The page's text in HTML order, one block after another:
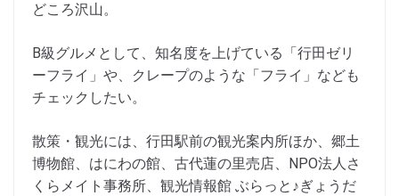
どころ沢山。
B級グルメとして、知名度を上げている「行田ゼリ
ーフライ」や、クレープのような「フライ」なども
チェックしたい。
散策・観光には、行田駅前の観光案内所ほか、郷土
博物館、はにわの館、古代蓮の里売店、NPO法人さ
くらメイト事務所、観光情報館 ぶらっと♪ぎょうだ